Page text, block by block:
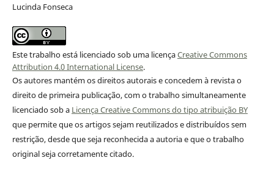
Lucinda Fonseca
Este trabalho está licenciado sob uma licençaCreative Commons
Attribution 4.0 International License.
Os autores mantém os direitos autorais e concedem à revista o
direito de primeira publicação, com o trabalho simultaneamente
licenciado sob a Licença Creative Commons do tipo atribuição BY
que permite que os artigos sejam reutilizados e distribuídos sem
restrição, desde que seja reconhecida a autoria e que o trabalho
original seja corretamente citado.